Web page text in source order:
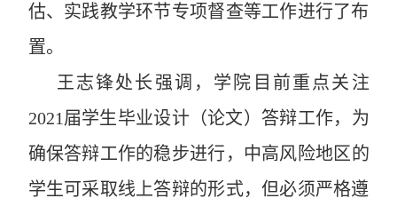
估、实践教学环节专项督查等工作进行了布
置。
王志锋处长强调， 学院目前重点关注
2021届学生毕业设计（论文）答辩工作，为
确保答辩工作的稳步进行， 中高风险地区的
学生可采取线上答辩的形式，但必须严格遵